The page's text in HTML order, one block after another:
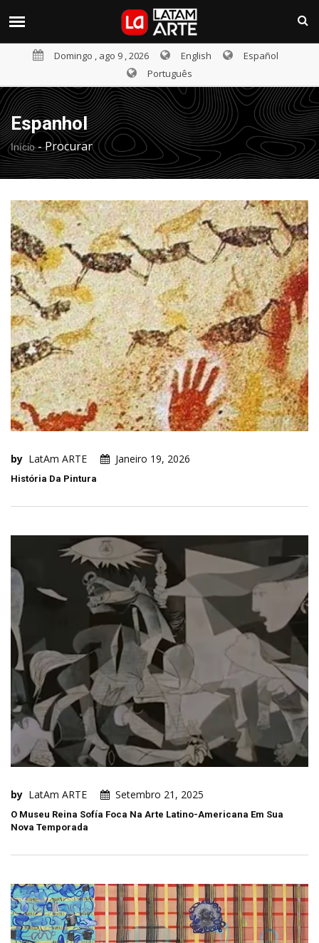
Domingo , ago 9 , 2026 English
Español
Português
Espanhol
Início-Procurar
by LatAm ARTE Janeiro 19, 2026
História Da Pintura
by LatAm ARTE Setembro 21, 2025
O Museu Reina Sofía Foca Na Arte Latino-Americana Em Sua
Nova Temporada